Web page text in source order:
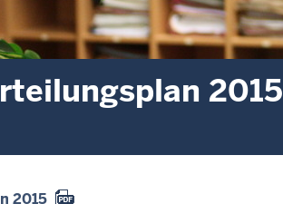
2015
2015